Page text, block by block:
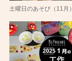
土曜日のあそび（11月）